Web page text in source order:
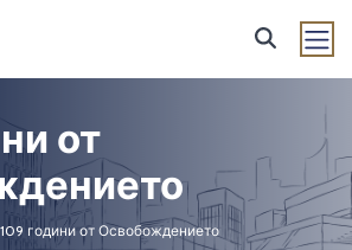
от
109 години от Освобождението